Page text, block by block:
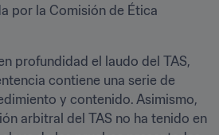
por la Comisión de Ética
profundidad el laudo del TAS,
contiene una serie de
y contenido. Asimismo,
arbitral del TAS no ha tenido en